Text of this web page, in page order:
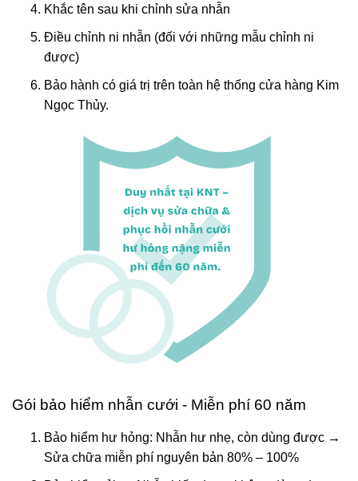
Khắc tên sau khi chỉnh sửa nhẫn
Điều chỉnh ni nhẫn (đối với những mẫu chỉnh ni
được)
Bảo hành có giá trị trên toàn hệ thống cửa hàng Kim
Ngọc Thủy.
Gói bảo hiểm nhẫn cưới - Miễn phí 60 năm
Bảo hiểm hư hỏng: Nhẫn hư nhẹ, còn dùng được →
Sửa chữa miễn phí nguyên bản 80% – 100%